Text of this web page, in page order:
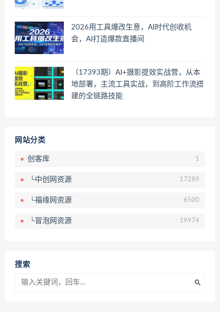
2026用工具爆改生意，AI时代创收机
会，AI打造爆款直播间
（17393期）AI+摄影提效实战营，从本
地部署，主流工具实战，到高阶工作流搭
建的全链路技能
网站分类
创客库 1
└中创网资源 17289
└福缘网资源 6500
└冒泡网资源 19974
搜索